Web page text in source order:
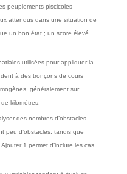
peuplements piscicoles
attendus dans une situation de
un bon état ; un score élevé
utilisées pour appliquer la
à des tronçons de cours
généralement sur
kilomètres.
des nombres d’obstacles
peu d’obstacles, tandis que
1 permet d’inclure les cas